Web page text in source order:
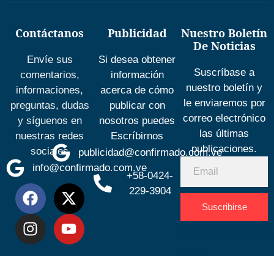
Contáctanos
Envíe sus
comentarios,
informaciones,
preguntas, dudas
y síguenos en
nuestras redes
sociales
info@confirmado.com.ve
Publicidad
Si desea obtener
información
acerca de cómo
publicar con
nosotros puedes
Escríbirnos
publicidad@confirmado.com.ve
+58-0424-
229-3904
Nuestro Boletín
De Noticias
Suscríbase a
nuestro boletín y
le enviaremos por
correo electrónico
las últimas
publicaciones.
Suscribirse